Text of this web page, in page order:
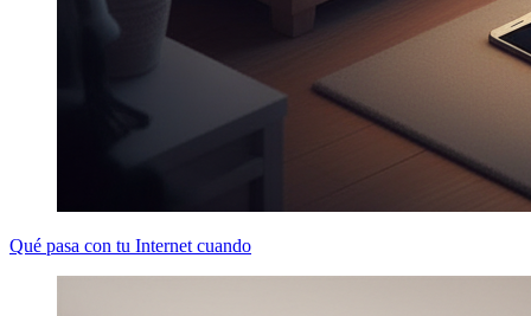
Qué pasa con tu Internet cuando